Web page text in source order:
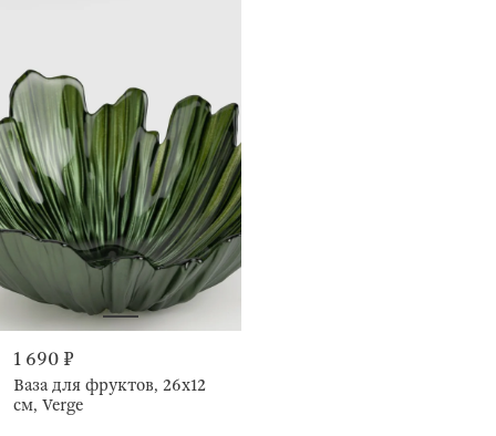
1 690 ₽
Ваза для фруктов, 26х12
см, Verge